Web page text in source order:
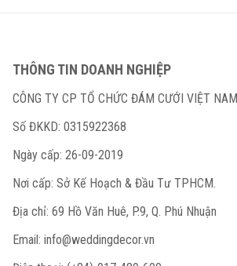
THÔNG TIN DOANH NGHIỆP
CÔNG TY CP TỔ CHỨC ĐÁM CƯỚI VIỆT NAM
Số ĐKKD: 0315922368
Ngày cấp: 26-09-2019
Nơi cấp: Sở Kế Hoạch & Đầu Tư TPHCM.
Địa chỉ: 69 Hồ Văn Huê, P.9, Q. Phú Nhuận
Email: info@weddingdecor.vn